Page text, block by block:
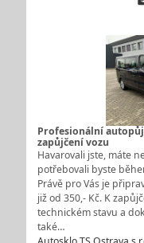
Profesionální
zapůjčení vozu
Havarovali jste, máte
potřebovali byste
Právě pro Vás je
již od 350,- Kč. K
technickém stavu a
také…